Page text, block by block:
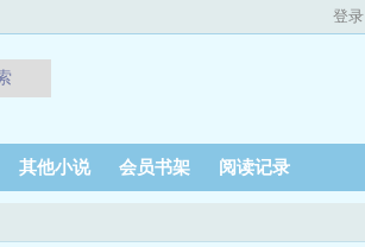
登录
其他小说 会员书架 阅读记录